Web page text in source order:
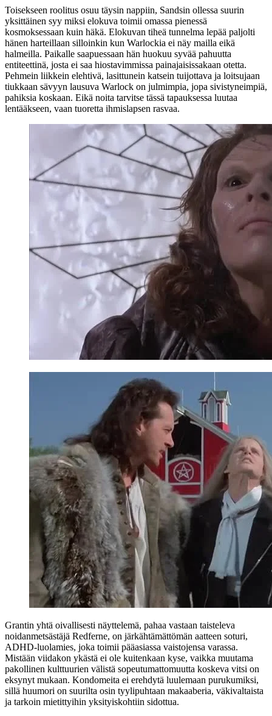
Toisekseen roolitus osuu täysin nappiin, Sandsin ollessa suurin
yksittäinen syy miksi elokuva toimii omassa pienessä
kosmoksessaan kuin häkä. Elokuvan tiheä tunnelma lepää paljolti
hänen harteillaan silloinkin kun Warlockia ei näy mailla eikä
halmeilla. Paikalle saapuessaan hän huokuu syvää pahuutta
entiteettinä, josta ei saa hiostavimmissa painajaisissakaan otetta.
Pehmein liikkein elehtivä, lasittunein katsein tuijottava ja loitsujaan
tiukkaan sävyyn lausuva Warlock on julmimpia, jopa sivistyneimpiä,
pahiksia koskaan. Eikä noita tarvitse tässä tapauksessa luutaa
lentääkseen, vaan tuoretta ihmislapsen rasvaa.
Grantin yhtä oivallisesti näyttelemä, pahaa vastaan taisteleva
noidanmetsästäjä Redferne, on järkähtämättömän aatteen soturi,
ADHD-luolamies, joka toimii pääasiassa vaistojensa varassa.
Mistään viidakon ykästä ei ole kuitenkaan kyse, vaikka muutama
pakollinen kulttuurien välistä sopeutumattomuutta koskeva vitsi on
eksynyt mukaan. Kondomeita ei erehdytä luulemaan purukumiksi,
sillä huumori on suurilta osin tyylipuhtaan makaaberia, väkivaltaista
ja tarkoin mietittyihin yksityiskohtiin sidottua.